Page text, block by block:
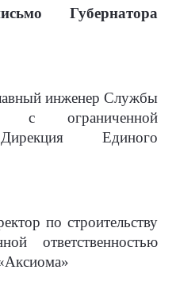
Губернатора
инженер Службы
с ограниченной
Единого
по строительству
ответственностью